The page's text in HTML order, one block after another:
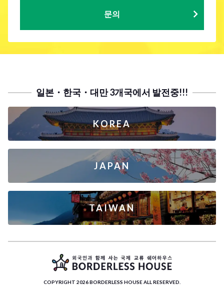
문의
일본・한국・대만 3개국에서 발전중!!!
KOREA
JAPAN
TAIWAN
COPYRIGHT 2026 BORDERLESS HOUSE ALL RESERVED.